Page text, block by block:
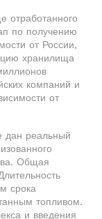
отработанного
по получению
от России,
хранилища
компаний и
от
дан реальный
Общая
срока
топливом.
и введения